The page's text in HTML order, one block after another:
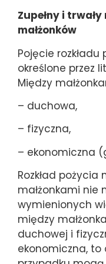
Zupełny i
małżonków
Pojęcie rozkładu
określone przez
Między
– duchowa,
– fizyczna,
– ekonomiczna
Rozkład
małżonkami nie
wymienionych
między
duchowej i
ekonomiczna, to